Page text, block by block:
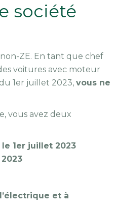
société
ZE. En tant que chef
voitures avec moteur
1er juillet 2023, vous ne
vous avez deux
1er juillet 2023
et à